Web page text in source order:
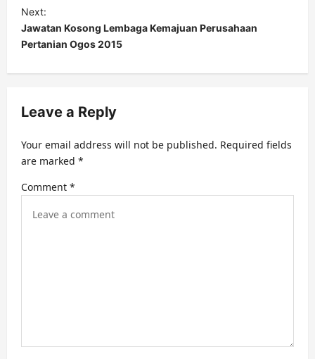
t
n
a
v
g
a
t
i
Next:
Jawatan Kosong Lembaga Kemajuan Perusahaan
Pertanian Ogos 2015
Leave a Reply
Your email address will not be published. Required fields
are marked *
Comment *